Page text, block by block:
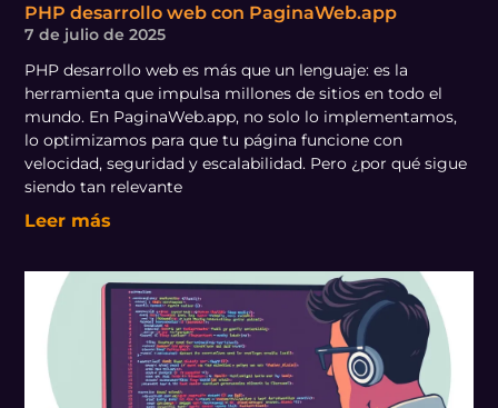
PHP desarrollo web con PaginaWeb.app
7 de julio de 2025
PHP desarrollo web es más que un lenguaje: es la
herramienta que impulsa millones de sitios en todo el
mundo. En PaginaWeb.app, no solo lo implementamos,
lo optimizamos para que tu página funcione con
velocidad, seguridad y escalabilidad. Pero ¿por qué sigue
siendo tan relevante
Leer más